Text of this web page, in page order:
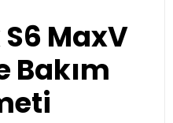
MaxV
Bakım